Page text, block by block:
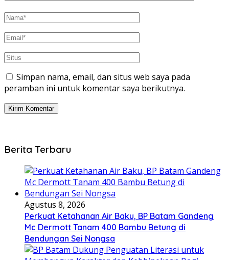
Simpan nama, email, dan situs web saya pada
peramban ini untuk komentar saya berikutnya.
Berita Terbaru
Agustus 8, 2026
Perkuat Ketahanan Air Baku, BP Batam Gandeng
Mc Dermott Tanam 400 Bambu Betung di
Bendungan Sei Nongsa